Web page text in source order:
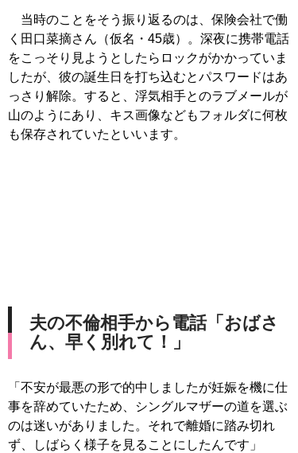
当時のことをそう振り返るのは、保険会社で働
く田口菜摘さん（仮名・45歳）。深夜に携帯電話
をこっそり見ようとしたらロックがかかっていま
したが、彼の誕生日を打ち込むとパスワードはあ
っさり解除。すると、浮気相手とのラブメールが
山のようにあり、キス画像などもフォルダに何枚
も保存されていたといいます。
夫の不倫相手から電話「おばさ
ん、早く別れて！」
「不安が最悪の形で的中しましたが妊娠を機に仕
事を辞めていたため、シングルマザーの道を選ぶ
のは迷いがありました。それで離婚に踏み切れ
ず、しばらく様子を見ることにしたんです」